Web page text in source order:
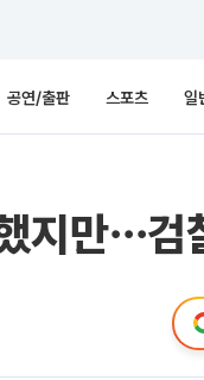
공연/출판 스포츠 일
지만⋯검